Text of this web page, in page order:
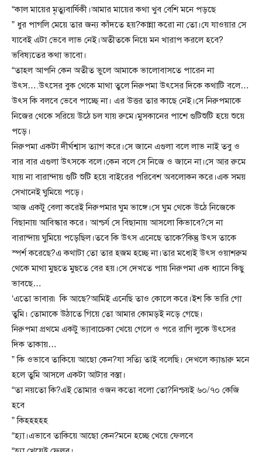
“কাল মায়ের মৃত্যুবার্ষিকী।আমার মায়ের কথা খুব বেশি মনে পড়ছে
” ধুর পাগলি মেয়ে তার জন্য কাঁদতে হয়?কান্না করো না তো।যে যাওয়ার সে
যাবেই এটা ভেবে লাভ নেই।অতীতকে নিয়ে মন খারাপ করলে হবে?
ভবিষ্যতের কথা ভাবো।
“তাহল আপনি কেন অতীত ভুলে আমাকে ভালোবাসতে পারেন না
উৎস….উৎসের বুক থেকে মাথা তুলে নিরুপমা উৎসের দিকে কথাটি বলে…
উৎস কি বলবে ভেবে পাচ্ছে না। এর উত্তর তার কাছে নেই।সে নিরুপমাকে
নিজের থেকে সরিয়ে উঠে চল যায় রুমে।মুসকানের পাশে গুটিশুটি হয়ে শুয়ে
পড়ে।
নিরুপমা একটা দীর্ঘশ্বাস ত্যাগ করে।সে জানে এগুলা বলে লাভ নাই তবু ও
বার বার এগুলা উৎসকে বলে।কেন বলে সে নিজে ও জানে না।সে আর রুমে
যায় না বারান্দায় গুটি শুটি হয়ে বাইরের পরিবেশ অবলোকন করে।এক সময়
সেখানেই ঘুমিয়ে পড়ে।
আজ একটু বেলা করেই নিরুপমার ঘুম ভাঙ্গে।সে ঘুম থেকে উঠে নিজেকে
বিছানায় আবিস্কার করে। আশ্চর্য সে বিছানায় আসলো কিভাবে?সে না
বারান্দায় ঘুমিয়ে পড়েছিল।তবে কি উৎস এনেছে তাকে?কিন্তু উৎস তাকে
স্পর্শ করেছে?এ কথাটা তো তার হজম হচ্ছে না।তার মধ্যেই উৎস ওয়াশরুম
থেকে মাথা মুছতে মুছতে বের হয়।সে দেখতে পায় নিরুপমা এক ধ্যানে কিছু
ভাবছে…
‘এতো ভাবার৷ কি আছে?আমিই এনেছি তাও কোলে করে।ইশ কি ভারি গো
তুমি। তোমাকে উঠাতে গিয়ে তো আমার কোমড়ই নড়ে গেছে।
নিরুপমা প্রথমে একটু ভ্যাবাচেকা খেয়ে গেলে ও পরে রাগি লুকে উৎসের
দিক তাকায়…
” কি ওভাবে তাকিয়ে আছো কেন?যা সত্যি তাই বলেছি। দেখলে ক্যাঙারু মনে
হলে তুমি আসলে একটা আটার বস্তা।
“তা নয়তো কি?এই তোমার ওজন কতো বলো তো?নিশ্চয়ই ৬০/৭০ কেজি
হবে
” কিহহহহহ
“হ্যা।এভাবে তাকিয়ে আছো কেন?মনে হচ্ছে খেয়ে ফেলবে